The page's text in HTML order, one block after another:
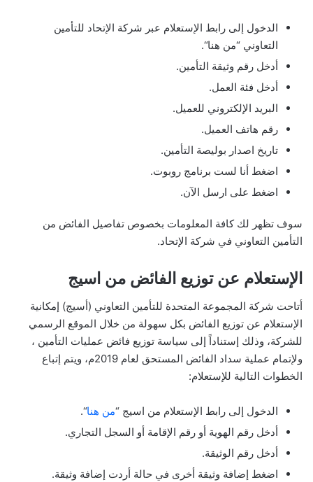
الدخول إلى رابط الإستعلام عبر شركة الإتحاد للتأمين
التعاوني “من هنا“.
أدخل رقم وثيقة التأمين.
أدخل فئة العمل.
البريد الإلكتروني للعميل.
رقم هاتف العميل.
تاريخ اصدار بوليصة التأمين.
اضغط أنا لست برنامج روبوت.
اضغط على ارسل الآن.
سوف تظهر لك كافة المعلومات بخصوص تفاصيل الفائض من
التأمين التعاوني في شركة الإتحاد.
الإستعلام عن توزيع الفائض من اسيج
أتاحت شركة المجموعة المتحدة للتأمين التعاوني (أسيج) إمكانية
الإستعلام عن توزيع الفائض بكل سهولة من خلال الموقع الرسمي
للشركة، وذلك إستناداً إلى سياسة توزيع فائض عمليات التأمين ،
ولإتمام عملية سداد الفائض المستحق لعام 2019م، ويتم إتباع
الخطوات التالية للإستعلام:
الدخول إلى رابط الإستعلام من اسيج “من هنا“.
أدخل رقم الهوية أو رقم الإقامة أو السجل التجاري.
أدخل رقم الوثيقة.
اضغط إضافة وثيقة أخرى في حالة أردت إضافة وثيقة.